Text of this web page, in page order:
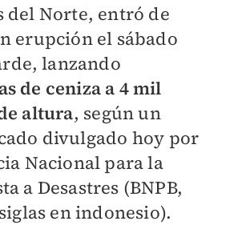
del Norte, entró de
erupción el sábado
lanzando
de ceniza a 4 mil
altura, según un
divulgado hoy por
Nacional para la
a Desastres (BNPB,
en indonesio).